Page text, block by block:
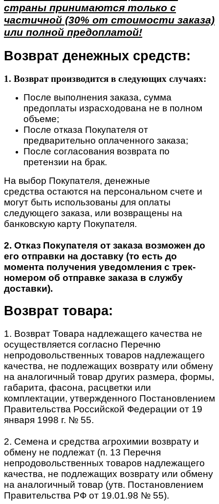
страны принимаются только с
частичной (30% от стоимости заказа)
или полной предоплатой!
Возврат денежных средств:
1. Возврат производится в следующих случаях:
После выполнения заказа, сумма
предоплаты израсходована не в полном
объеме;
После отказа Покупателя от
предварительно оплаченного заказа;
После согласования возврата по
претензии на брак.
На выбор Покупателя, денежные
средства остаются на персональном счете и
могут быть использованы для оплаты
следующего заказа, или возвращены на
банковскую карту Покупателя.
2. Отказ Покупателя от заказа возможен до
его отправки на доставку (то есть до
момента получения уведомления с трек-
номером об отправке заказа в службу
доставки).
Возврат товара:
1. Возврат Товара надлежащего качества не
осуществляется согласно Перечню
непродовольственных товаров надлежащего
качества, не подлежащих возврату или обмену
на аналогичный товар других размера, формы,
габарита, фасона, расцветки или
комплектации, утвержденного Постановлением
Правительства Российской Федерации от 19
января 1998 г. № 55.
2. Семена и средства агрохимии возврату и
обмену не подлежат (п. 13 Перечня
непродовольственных товаров надлежащего
качества, не подлежащих возврату или обмену
на аналогичный товар (утв. Постановлением
Правительства РФ от 19.01.98 № 55).